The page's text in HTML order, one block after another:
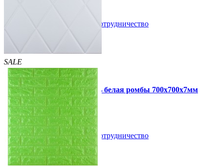
Сотрудничество
SALE
HIT
Самоклеющаяся 3D панель белая ромбы 700x700x7мм
109 грн/шт 160 грн /шт
Купить В закладки Сотрудничество